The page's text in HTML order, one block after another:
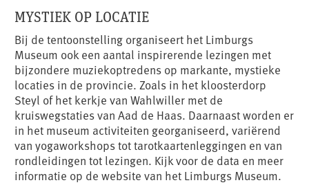
MYSTIEK OP LOCATIE
Bij de tentoonstelling organiseert het Limburgs
Museum ook een aantal inspirerende lezingen met
bijzondere muziekoptredens op markante, mystieke
locaties in de provincie. Zoals in het kloosterdorp
Steyl of het kerkje van Wahlwiller met de
kruiswegstaties van Aad de Haas. Daarnaast worden er
in het museum activiteiten georganiseerd, variërend
van yogaworkshops tot tarotkaartenleggingen en van
rondleidingen tot lezingen. Kijk voor de data en meer
informatie op de website van het Limburgs Museum.